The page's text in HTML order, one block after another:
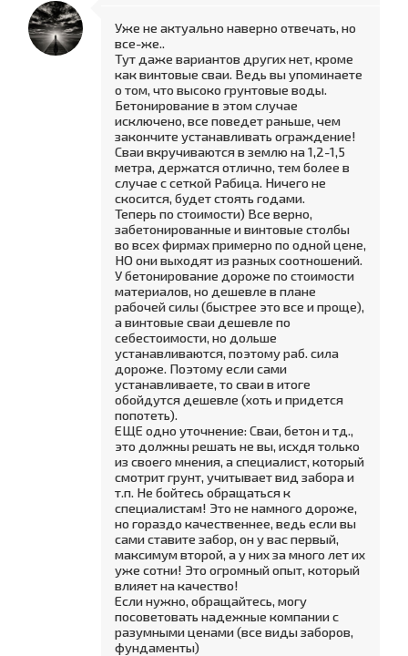
Уже не актуально наверно отвечать, но
все-же..
Тут даже вариантов других нет, кроме
как винтовые сваи. Ведь вы упоминаете
о том, что высоко грунтовые воды.
Бетонирование в этом случае
исключено, все поведет раньше, чем
закончите устанавливать ограждение!
Сваи вкручиваются в землю на 1,2-1,5
метра, держатся отлично, тем более в
случае с сеткой Рабица. Ничего не
скосится, будет стоять годами.
Теперь по стоимости) Все верно,
забетонированные и винтовые столбы
во всех фирмах примерно по одной цене,
НО они выходят из разных соотношений.
У бетонирование дороже по стоимости
материалов, но дешевле в плане
рабочей силы (быстрее это все и проще),
а винтовые сваи дешевле по
себестоимости, но дольше
устанавливаются, поэтому раб. сила
дороже. Поэтому если сами
устанавливаете, то сваи в итоге
обойдутся дешевле (хоть и придется
попотеть).
ЕЩЕ одно уточнение: Сваи, бетон и тд.,
это должны решать не вы, исхдя только
из своего мнения, а специалист, который
смотрит грунт, учитывает вид забора и
т.п. Не бойтесь обращаться к
специалистам! Это не намного дороже,
но гораздо качественнее, ведь если вы
сами ставите забор, он у вас первый,
максимум второй, а у них за много лет их
уже сотни! Это огромный опыт, который
влияет на качество!
Если нужно, обращайтесь, могу
посоветовать надежные компании с
разумными ценами (все виды заборов,
фундаменты)